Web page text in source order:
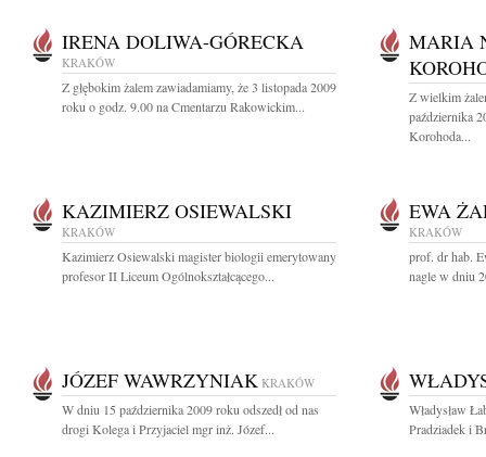
IRENA DOLIWA-GÓRECKA
KRAKÓW
Z głębokim żalem zawiadamiamy, że 3 listopada 2009
roku o godz. 9.00 na Cmentarzu Rakowickim...
MARIA
Z wielkim
października
Korohoda...
KAZIMIERZ OSIEWALSKI
KRAKÓW
Kazimierz Osiewalski magister biologii emerytowany
profesor II Liceum Ogólnokształcącego...
EWA
KRAKÓW
prof. dr hab.
nagle w dniu
JÓZEF WAWRZYNIAK KRAKÓW
W dniu 15 października 2009 roku odszedł od nas
drogi Kolega i Przyjaciel mgr inż. Józef...
Władysław
Pradziadek i